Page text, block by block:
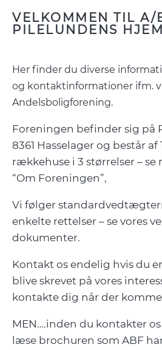
VELKOMMEN TIL A/
PILELUNDENS
Her finder du diverse
og kontaktinformationer ifm.
Andelsboligforening.
Foreningen befinder sig på
8361 Hasselager og består af
rækkehuse i 3 størrelser –
“Om Foreningen”,
Vi følger
enkelte rettelser – se vores
dokumenter.
Kontakt os endelig hvis du
blive skrevet på vores
kontakte dig når der
MEN….inden du kontakter
læse brochuren som ABF